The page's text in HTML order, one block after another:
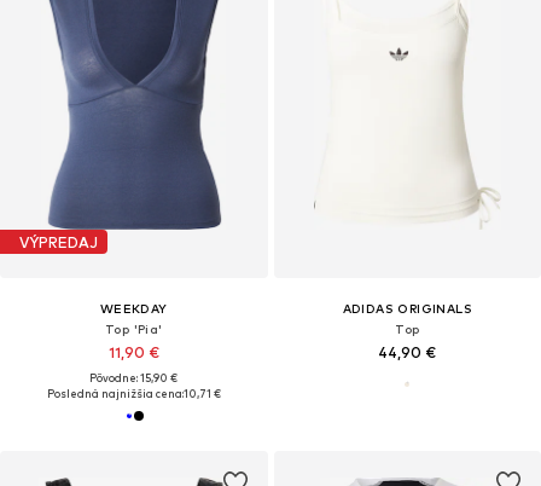
VÝPREDAJ
WEEKDAY
Top 'Pia'
11,90 €
Pôvodne: 15,90 €
Posledná najnižšia cena:10,71 €
ADIDAS ORIGINALS
Top
44,90 €